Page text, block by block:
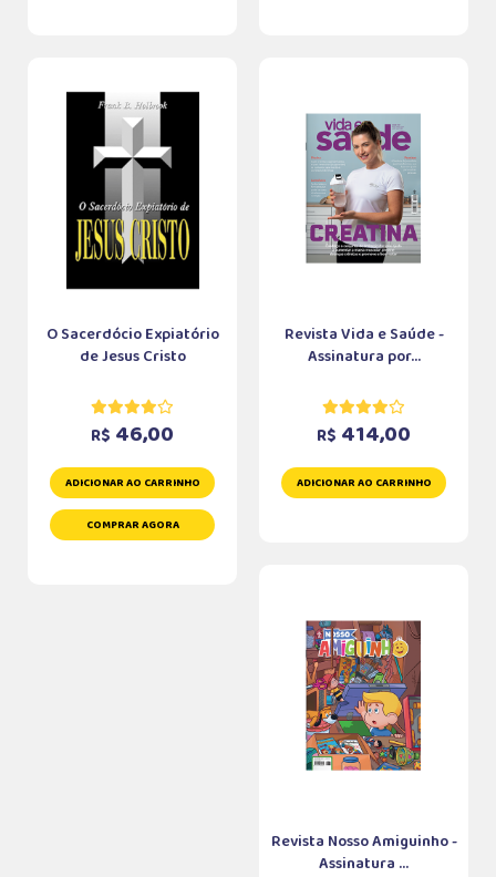
O Sacerdócio Expiatório
de Jesus Cristo
R$ 46,00
ADICIONAR AO CARRINHO
COMPRAR AGORA
Revista Vida e Saúde -
Assinatura por...
R$ 414,00
ADICIONAR AO CARRINHO
Revista Nosso Amiguinho -
Assinatura ...